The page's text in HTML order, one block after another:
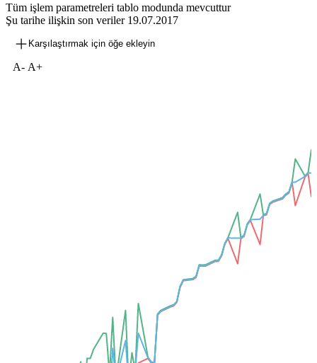
Tüm işlem parametreleri tablo modunda mevcuttur
Şu tarihe ilişkin son veriler 19.07.2017
Karşılaştırmak için öğe ekleyin